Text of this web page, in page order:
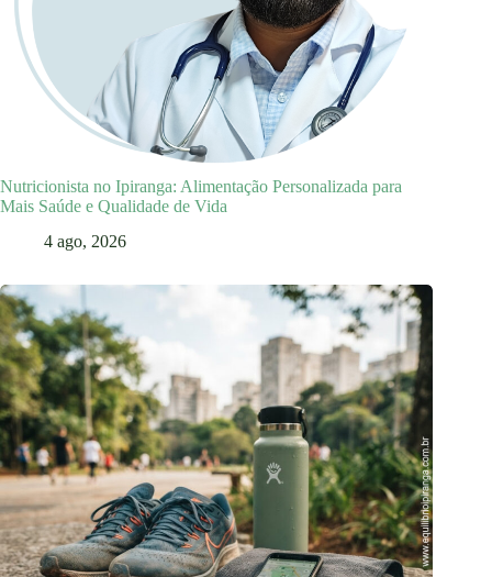
Nutricionista no Ipiranga: Alimentação Personalizada para
Mais Saúde e Qualidade de Vida
4 ago, 2026